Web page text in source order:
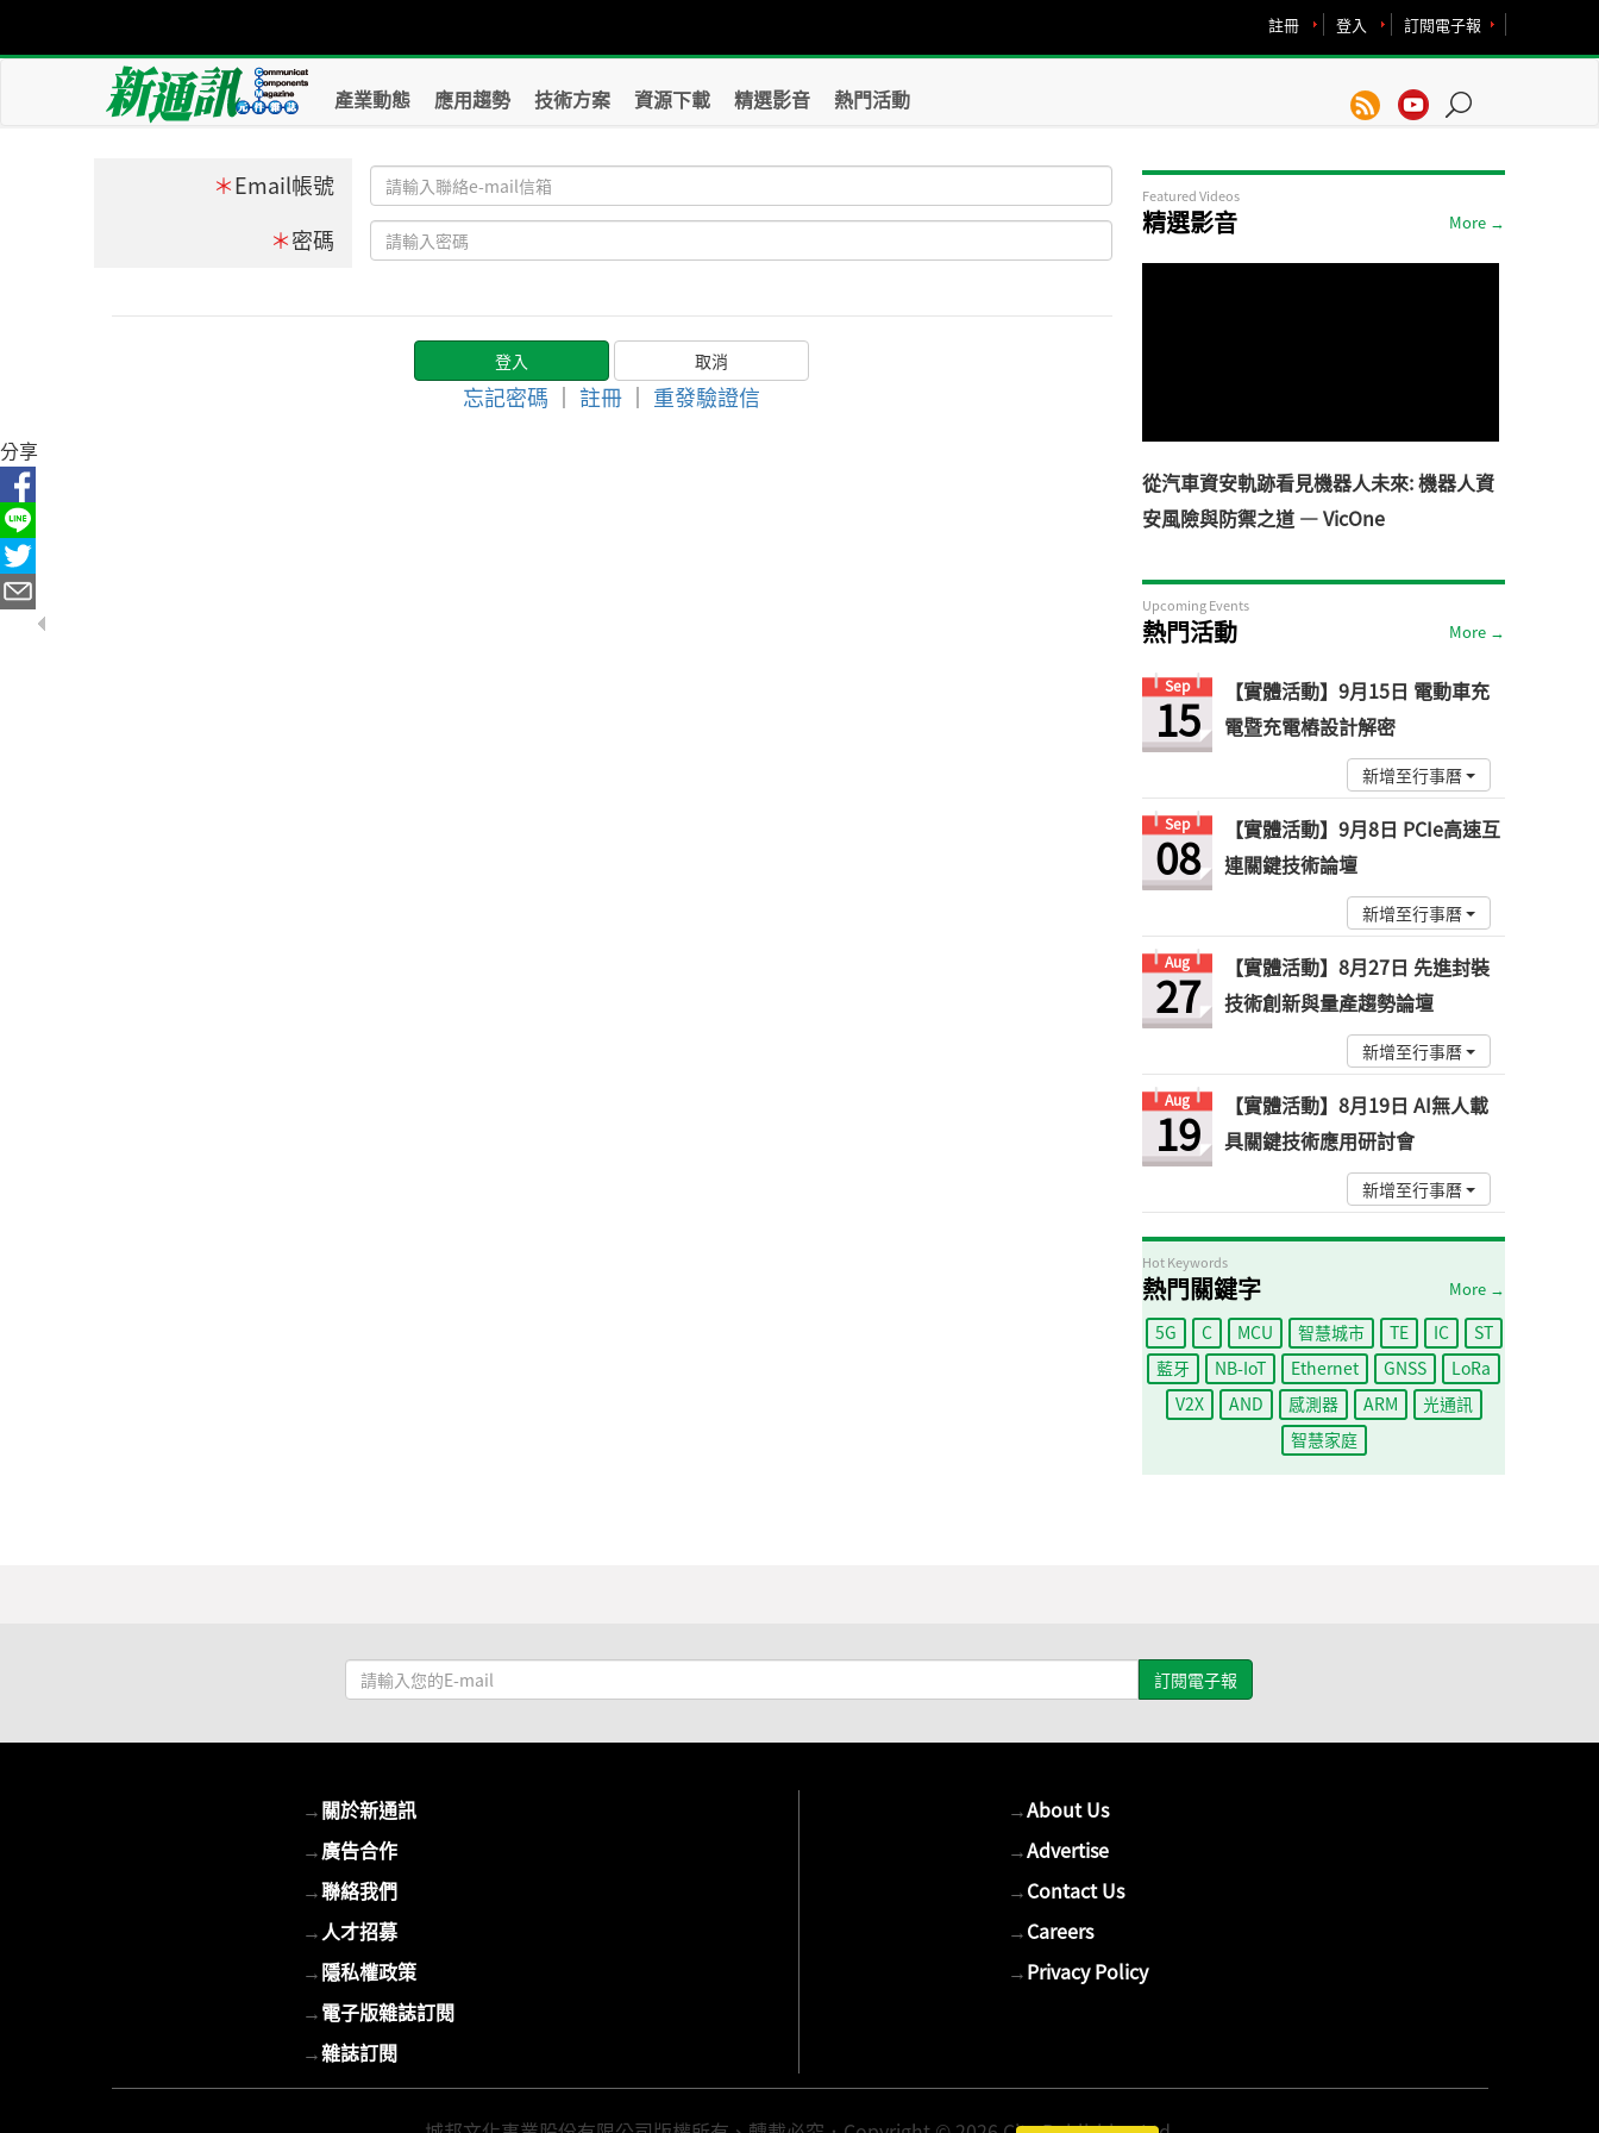
訂閱電子報
登入
註冊
產業動態 應用趨勢 技術方案 資源下載 精選影音 熱門活動
＊Email帳號
＊密碼
忘記密碼 ｜ 註冊 ｜ 重發驗證信
Featured Videos
精選影音 More →
從汽車資安軌跡看見機器人未來: 機器人資
安風險與防禦之道 — VicOne
Upcoming Events
熱門活動 More →
Sep
15
【實體活動】9月15日 電動車充
電暨充電樁設計解密
新增至行事曆
Sep
08
【實體活動】9月8日 PCIe高速互
連關鍵技術論壇
新增至行事曆
Aug
27
【實體活動】8月27日 先進封裝
技術創新與量產趨勢論壇
新增至行事曆
Aug
19
【實體活動】8月19日 AI無人載
具關鍵技術應用研討會
新增至行事曆
Hot Keywords
熱門關鍵字 More →
5G C MCU 智慧城市 TE IC
ST
藍牙
NB-IoT Ethernet GNSS
LoRa
V2X
AND 感測器 ARM
光通訊
智慧家庭
請
輸
E-
mail
分享
→關於新通訊
→廣告合作
→聯絡我們
→人才招募
→隱私權政策
→電子版雜誌訂閱
→雜誌訂閱
→About Us
→Advertise
→Contact Us
→Careers
→Privacy Policy